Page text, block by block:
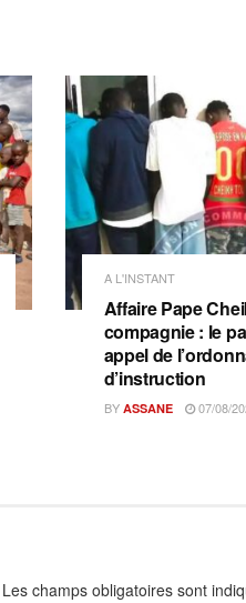
A L'INSTANT
Affaire Pape
compagnie : le
appel de
d’instruction
BY ASSANE 07/08/
Les champs obligatoires sont